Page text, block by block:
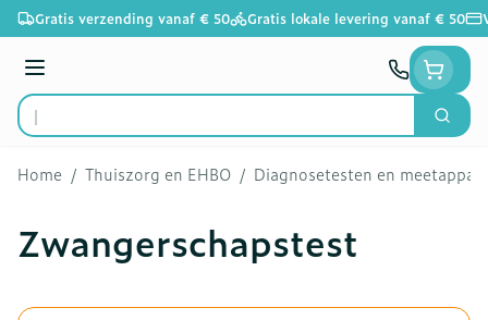
Ga naar de inhoud
Gratis verzending vanaf € 50 Gratis lokale levering vanaf € 50
Menu
Product, merk, categorie...
Zoek
Home / Thuiszorg en EHBO / Diagnosetesten en
Zwangerschapstest